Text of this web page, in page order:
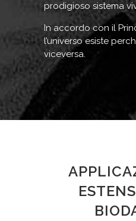
prodigioso sistema
In accordo con il
l’universo esiste
viceversa.